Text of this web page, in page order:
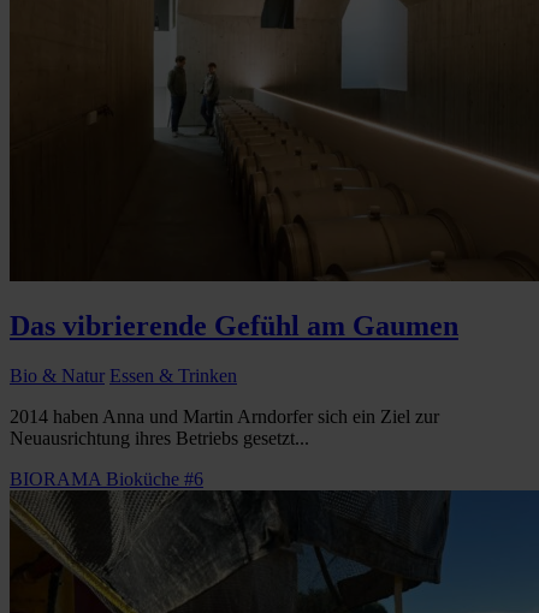
Das vibrierende Gefühl am Gaumen
Bio & Natur Essen & Trinken
2014 haben Anna und Martin Arndorfer sich ein Ziel zur
Neuausrichtung ihres Betriebs gesetzt...
BIORAMA Bioküche #6